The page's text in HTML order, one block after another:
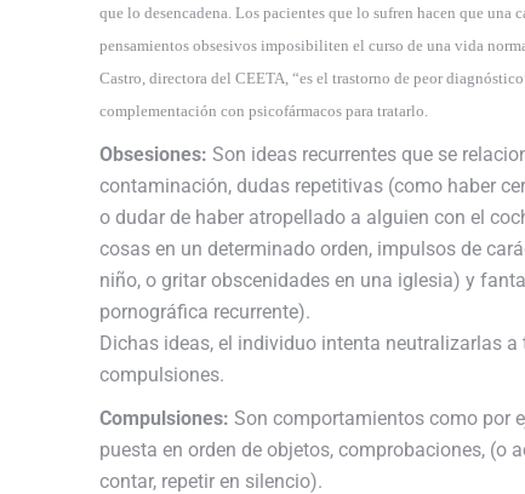
que lo desencadena. Los pacientes que lo sufren hacen que una
pensamientos obsesivos imposibiliten el curso de una vida
Castro, directora del CEETA, “es el trastorno de peor
complementación con psicofármacos para tratarlo.
Obsesiones: Son ideas recurrentes que se
contaminación, dudas repetitivas (como haber
o dudar de haber atropellado a alguien con el
cosas en un determinado orden, impulsos de
niño, o gritar obscenidades en una iglesia) y
pornográfica recurrente).
Dichas ideas, el individuo intenta neutralizarlas a
compulsiones.
Compulsiones: Son comportamientos como por
puesta en orden de objetos, comprobaciones, (o
contar, repetir en silencio).